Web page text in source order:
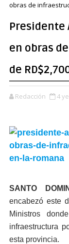
obras de
Presidente
en obras
de
Redacción 4
SANTO
encabezó este
Ministros
infraestructura
esta provincia.